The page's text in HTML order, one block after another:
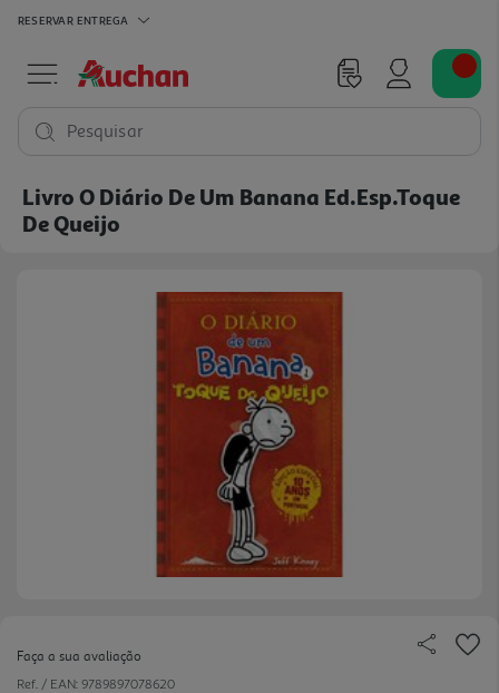
RESERVAR ENTREGA
Pesquisar
Livro O Diário De Um Banana Ed.esp.toque
De Queijo
Faça a sua avaliação
Ref. / EAN: 9789897078620